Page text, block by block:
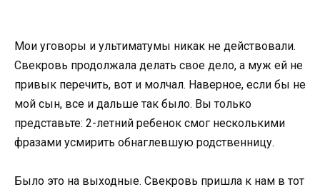
Мои уговоры и ультиматумы никак не действовали.
Свекровь продолжала делать свое дело, а муж ей не
привык перечить, вот и молчал. Наверное, если бы не
мой сын, все и дальше так было. Вы только
представьте: 2-летний ребенок смог несколькими
фразами усмирить обнаглевшую родственницу.
Было это на выходные. Свекровь пришла к нам в тот